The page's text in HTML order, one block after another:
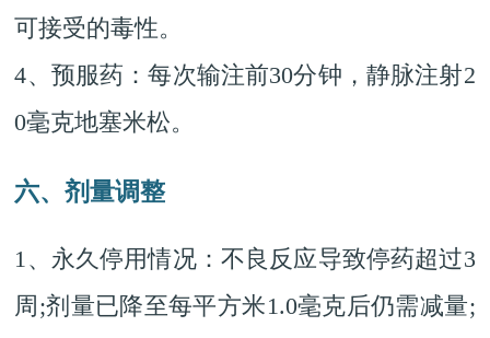
可接受的毒性。
4、预服药：每次输注前30分钟，静脉注射2
0毫克地塞米松。
六、剂量调整
1、永久停用情况：不良反应导致停药超过3
周;剂量已降至每平方米1.0毫克后仍需减量;